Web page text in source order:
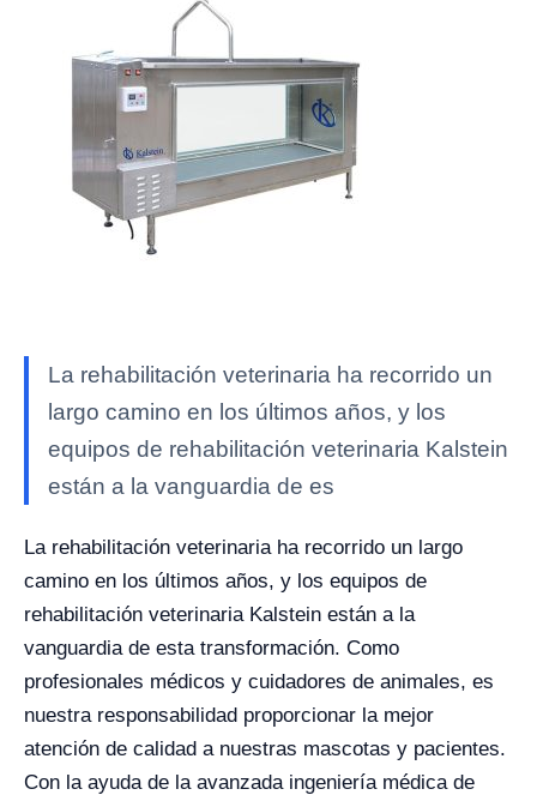
La rehabilitación veterinaria ha recorrido un
largo camino en los últimos años, y los
equipos de rehabilitación veterinaria Kalstein
están a la vanguardia de es
La rehabilitación veterinaria ha recorrido un largo
camino en los últimos años, y los equipos de
rehabilitación veterinaria Kalstein están a la
vanguardia de esta transformación. Como
profesionales médicos y cuidadores de animales, es
nuestra responsabilidad proporcionar la mejor
atención de calidad a nuestras mascotas y pacientes.
Con la ayuda de la avanzada ingeniería médica de